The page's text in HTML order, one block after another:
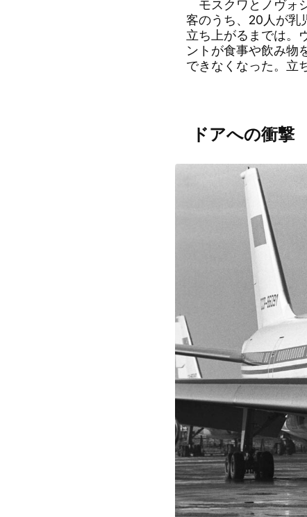
モスクワとノヴォ
客のうち、20人が乳
立ち上がるまでは。
ントが食事や飲み物
できなくなった。立
ドアへの衝撃